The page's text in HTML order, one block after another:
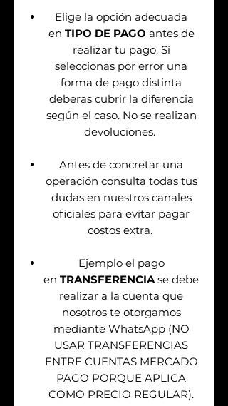
Elige la opción adecuada
en TIPO DE PAGO antes de
realizar tu pago. Sí
seleccionas por error una
forma de pago distinta
deberas cubrir la diferencia
según el caso. No se realizan
devoluciones.
Antes de concretar una
operación consulta todas tus
dudas en nuestros canales
oficiales para evitar pagar
costos extra.
Ejemplo el pago
en TRANSFERENCIAse debe
realizar a la cuenta que
nosotros te otorgamos
mediante WhatsApp (NO
USAR TRANSFERENCIAS
ENTRE CUENTAS MERCADO
PAGO PORQUE APLICA
COMO PRECIO REGULAR).